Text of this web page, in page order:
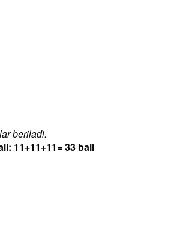
beriladi.
11+11+11= 33 ball